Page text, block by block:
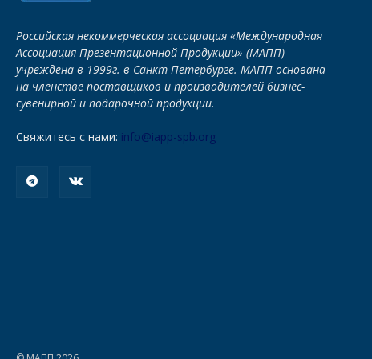
Российская некоммерческая ассоциация «Международная
Ассоциация Презентационной Продукции» (МАПП)
учреждена в 1999г. в Санкт-Петербурге. МАПП основана
на членстве поставщиков и производителей бизнес-
сувенирной и подарочной продукции.
Свяжитесь с нами: info@iapp-spb.org